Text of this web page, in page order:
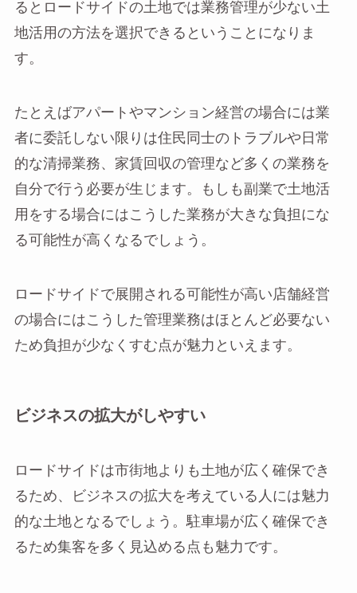
るとロードサイドの土地では業務管理が少ない土
地活用の方法を選択できるということになりま
す。
たとえばアパートやマンション経営の場合には業
者に委託しない限りは住民同士のトラブルや日常
的な清掃業務、家賃回収の管理など多くの業務を
自分で行う必要が生じます。もしも副業で土地活
用をする場合にはこうした業務が大きな負担にな
る可能性が高くなるでしょう。
ロードサイドで展開される可能性が高い店舗経営
の場合にはこうした管理業務はほとんど必要ない
ため負担が少なくすむ点が魅力といえます。
ビジネスの拡大がしやすい
ロードサイドは市街地よりも土地が広く確保でき
るため、ビジネスの拡大を考えている人には魅力
的な土地となるでしょう。駐車場が広く確保でき
るため集客を多く見込める点も魅力です。